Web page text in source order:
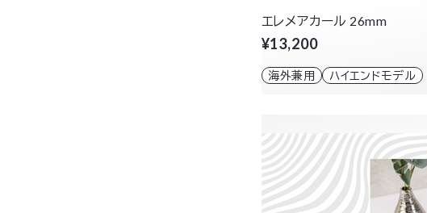
エレメアカール 26mm
¥13,200
海外兼用 ハイエンドモデル